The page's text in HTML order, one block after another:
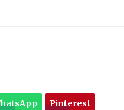
Pinterest